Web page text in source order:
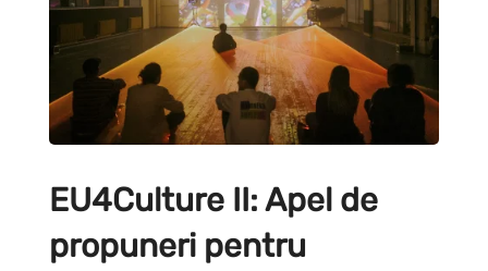
EU4Culture II: Apel de
propuneri pentru